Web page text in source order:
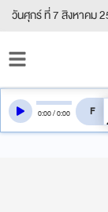
วันศุกร์ ที่ 7 สิงหาคม
0:00/0:00